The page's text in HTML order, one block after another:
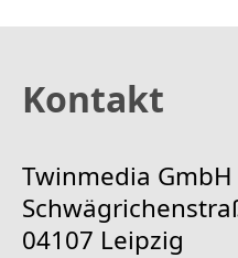
Kontakt
Twinmedia GmbH
04107 Leipzig